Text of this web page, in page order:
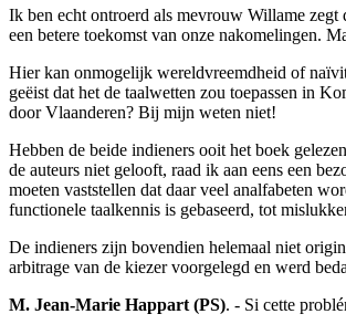
Ik ben echt ontroerd als mevrouw Willame zegt
een betere toekomst van onze nakomelingen.
Hier kan onmogelijk wereldvreemdheid of
geëist dat het de taalwetten zou toepassen in
door Vlaanderen? Bij mijn weten niet!
Hebben de beide indieners ooit het boek gelezen
de auteurs niet gelooft, raad ik aan eens een
moeten vaststellen dat daar veel analfabeten
functionele taalkennis is gebaseerd, tot
De indieners zijn bovendien helemaal niet
arbitrage van de kiezer voorgelegd en werd
M. Jean-Marie Happart (PS). - Si cette